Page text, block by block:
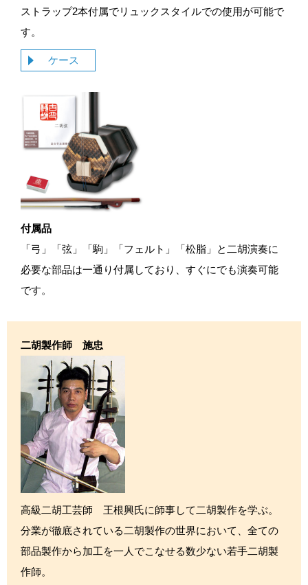
ストラップ2本付属でリュックスタイルでの使用が可能で
す。
ケース
付属品
「弓」「弦」「駒」「フェルト」「松脂」と二胡演奏に
必要な部品は一通り付属しており、すぐにでも演奏可能
です。
二胡製作師 施忠
高級二胡工芸師 王根興氏に師事して二胡製作を学ぶ。
分業が徹底されている二胡製作の世界において、全ての
部品製作から加工を一人でこなせる数少ない若手二胡製
作師。